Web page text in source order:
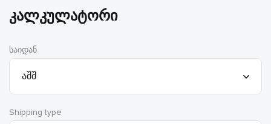
კალკულატორი
საიდან
Shipping type